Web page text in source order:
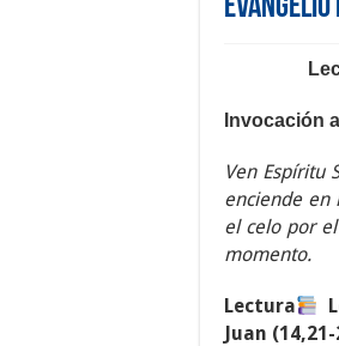
Evangelio
Invocación
Ven Espíritu
enciende en
el celo por
momento.
Lectura
Juan